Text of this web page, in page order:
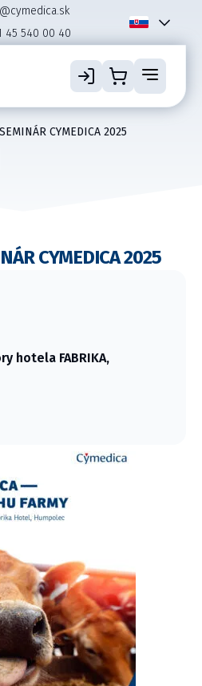
45 540 00 40
CYMEDICA 2025
CYMEDICA 2025
hotela FABRIKA,